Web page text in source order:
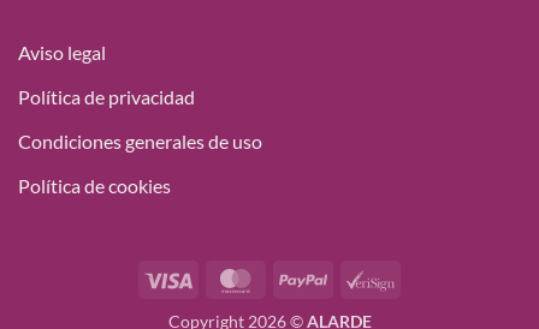
Aviso legal
Política de privacidad
Condiciones generales de uso
Política de cookies
Visa MasterCardPayPal
Copyright 2026 ©ALARDE